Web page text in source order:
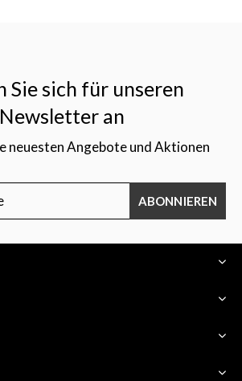
Sie sich für unseren
Newsletter an
neuesten Angebote und Aktionen
ABONNIEREN